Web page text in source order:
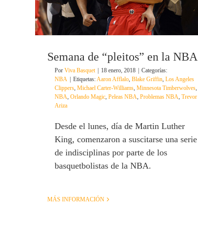
Semana de “pleitos” en la NBA
Por Viva Basquet 18 enero, 2018
Categorías:
NBA
Etiquetas:Aaron Afflalo, Blake Griffin, Los Angeles
Clippers, Michael Carter-Williams, Minnesota Timberwolves,
NBA, Orlando Magic, Peleas NBA, Problemas NBA, Trevor
Ariza
Desde el lunes, día de Martin Luther
King, comenzaron a suscitarse una serie
de indisciplinas por parte de los
basquetbolistas de la NBA.
MÁS INFORMACIÓN